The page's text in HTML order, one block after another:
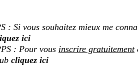
: Si vous souhaitez mieux me
ici
: Pour vous inscrire gratuitement
cliquez ici